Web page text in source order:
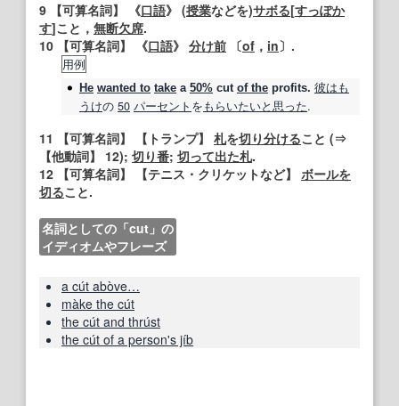
9 【可算名詞】 《口語》 (授業などを)サボる[すっぽか
す]こと， 無断欠席.
10 【可算名詞】 《口語》 分け前 〔of ， in〕.
用例
He wanted to take a 50% cut of the profits. 彼はも
うけの 50 パーセント をもらいたいと思った.
11 【可算名詞】 【トランプ】 札を切り分けること (⇒
【他動詞】
12); 切り番; 切って出た札.
12 【可算名詞】 【テニス・クリケットなど】 ボールを
切ること.
名詞としての「cut」の
イディオムやフレーズ
a cút abòve…
màke the cút
the cút and thrúst
the cút of a person's jíb